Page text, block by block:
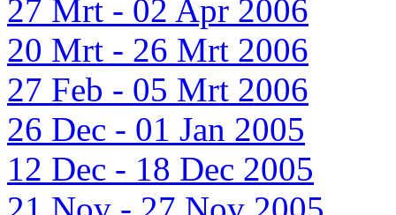
27 Mrt - 02 Apr 2006
20 Mrt - 26 Mrt 2006
27 Feb - 05 Mrt 2006
26 Dec - 01 Jan 2005
12 Dec - 18 Dec 2005